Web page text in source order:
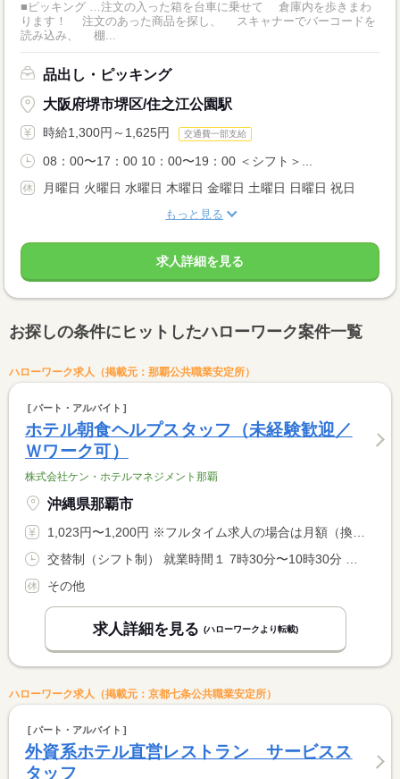
■ピッキング …注文の入った箱を台車に乗せて 倉庫内を歩きまわ
ります！ 注文のあった商品を探し、 スキャナーでバーコードを
読み込み、 棚...
品出し・ピッキング
大阪府堺市堺区/住之江公園駅
時給1,300円～1,625円 交通費一部支給
08：00〜17：00 10：00〜19：00 ＜シフト＞...
月曜日 火曜日 水曜日 木曜日 金曜日 土曜日 日曜日 祝日
もっと見る
求人詳細を見る
お探しの条件にヒットしたハローワーク案件一覧
ハローワーク求人（掲載元：那覇公共職業安定所）
パート・アルバイト
ホテル朝食ヘルプスタッフ（未経験歓迎／
Ｗワーク可）
株式会社ケン・ホテルマネジメント那覇
沖縄県那覇市
1,023円〜1,200円 ※フルタイム求人の場合は月額（換算額）、パート求人の場合は時間額を表示しています。
その他
求人詳細を見る (ハローワークより転載)
ハローワーク求人（掲載元：京都七条公共職業安定所）
パート・アルバイト
外資系ホテル直営レストラン サービスス
タッフ